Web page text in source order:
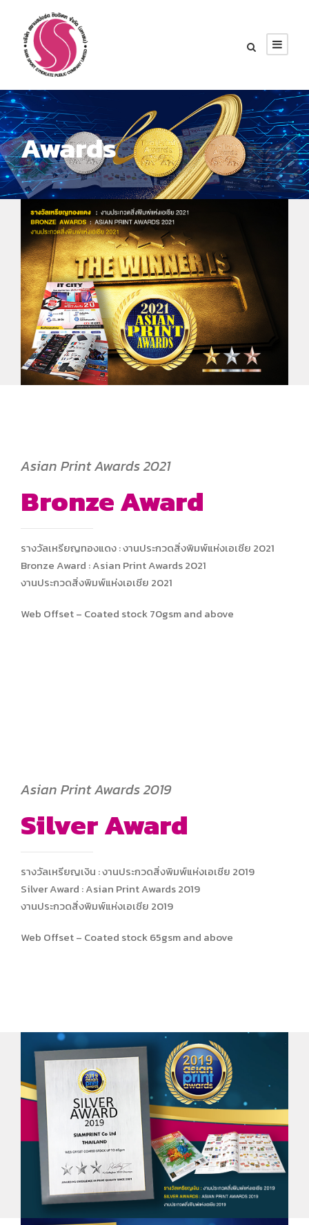
Awards
Asian Print Awards 2021
Bronze Award
รางวัลเหรียญทองแดง : งานประกวดสิ่งพิมพ์แห่งเอเชีย 2021
Bronze Award : Asian Print Awards 2021
งานประกวดสิ่งพิมพ์แห่งเอเชีย 2021
Web Offset – Coated stock 70gsm and above
Asian Print Awards 2019
Silver Award
รางวัลเหรียญเงิน : งานประกวดสิ่งพิมพ์แห่งเอเชีย 2019
Silver Award : Asian Print Awards 2019
งานประกวดสิ่งพิมพ์แห่งเอเชีย 2019
Web Offset – Coated stock 65gsm and above